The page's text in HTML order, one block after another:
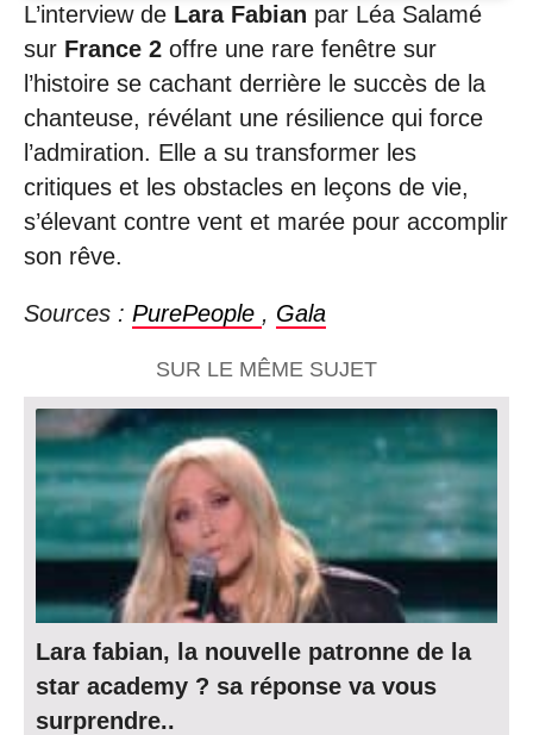
L’interview de Lara Fabian par Léa Salamé
sur France 2 offre une rare fenêtre sur
l’histoire se cachant derrière le succès de la
chanteuse, révélant une résilience qui force
l’admiration. Elle a su transformer les
critiques et les obstacles en leçons de vie,
s’élevant contre vent et marée pour accomplir
son rêve.
Sources : PurePeople , Gala
SUR LE MÊME SUJET
Lara fabian, la nouvelle patronne de la
star academy ? sa réponse va vous
surprendre..